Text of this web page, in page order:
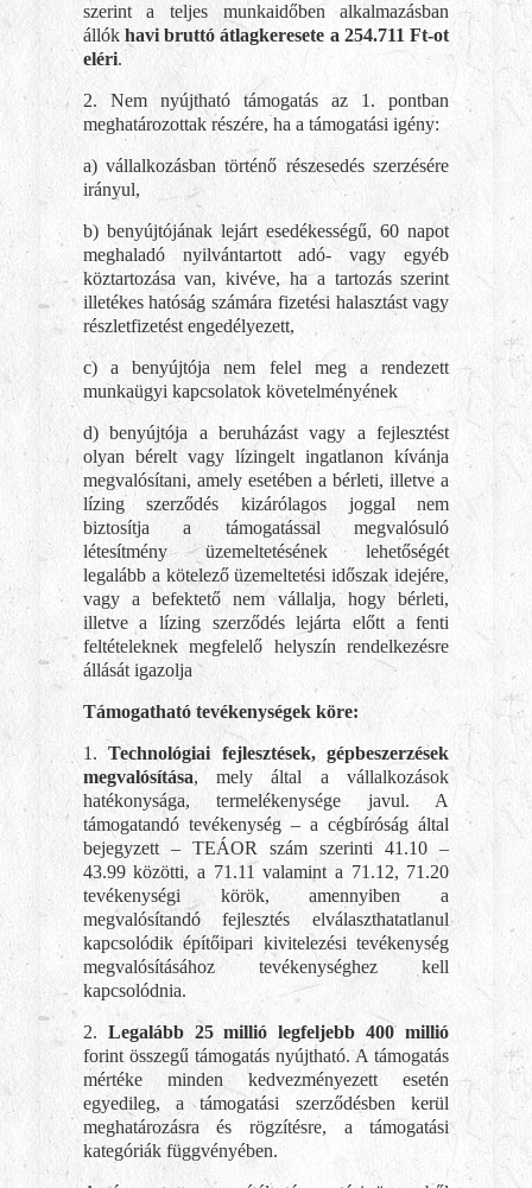
szerint a teljes munkaidőben alkalmazásban
állók havi bruttó átlagkeresete a 254.711 Ft-ot
eléri.
2. Nem nyújtható támogatás az 1. pontban
meghatározottak részére, ha a támogatási igény:
a) vállalkozásban történő részesedés szerzésére
irányul,
b) benyújtójának lejárt esedékességű, 60 napot
meghaladó nyilvántartott adó- vagy egyéb
köztartozása van, kivéve, ha a tartozás szerint
illetékes hatóság számára fizetési halasztást vagy
részletfizetést engedélyezett,
c) a benyújtója nem felel meg a rendezett
munkaügyi kapcsolatok követelményének
d) benyújtója a beruházást vagy a fejlesztést
olyan bérelt vagy lízingelt ingatlanon kívánja
megvalósítani, amely esetében a bérleti, illetve a
lízing szerződés kizárólagos joggal nem
biztosítja a támogatással megvalósuló
létesítmény üzemeltetésének lehetőségét
legalább a kötelező üzemeltetési időszak idejére,
vagy a befektető nem vállalja, hogy bérleti,
illetve a lízing szerződés lejárta előtt a fenti
feltételeknek megfelelő helyszín rendelkezésre
állását igazolja
Támogatható tevékenységek köre:
1.Technológiai fejlesztések, gépbeszerzések
megvalósítása, mely által a vállalkozások
hatékonysága, termelékenysége javul. A
támogatandó tevékenység – a cégbíróság által
bejegyzett – TEÁOR szám szerinti 41.10 –
43.99 közötti, a 71.11 valamint a 71.12, 71.20
tevékenységi körök, amennyiben a
megvalósítandó fejlesztés elválaszthatatlanul
kapcsolódik építőipari kivitelezési tevékenység
megvalósításához tevékenységhez kell
kapcsolódnia.
2. Legalább 25 millió legfeljebb 400 millió
forint összegű támogatás nyújtható. A támogatás
mértéke minden kedvezményezett esetén
egyedileg, a támogatási szerződésben kerül
meghatározásra és rögzítésre, a támogatási
kategóriák függvényében.